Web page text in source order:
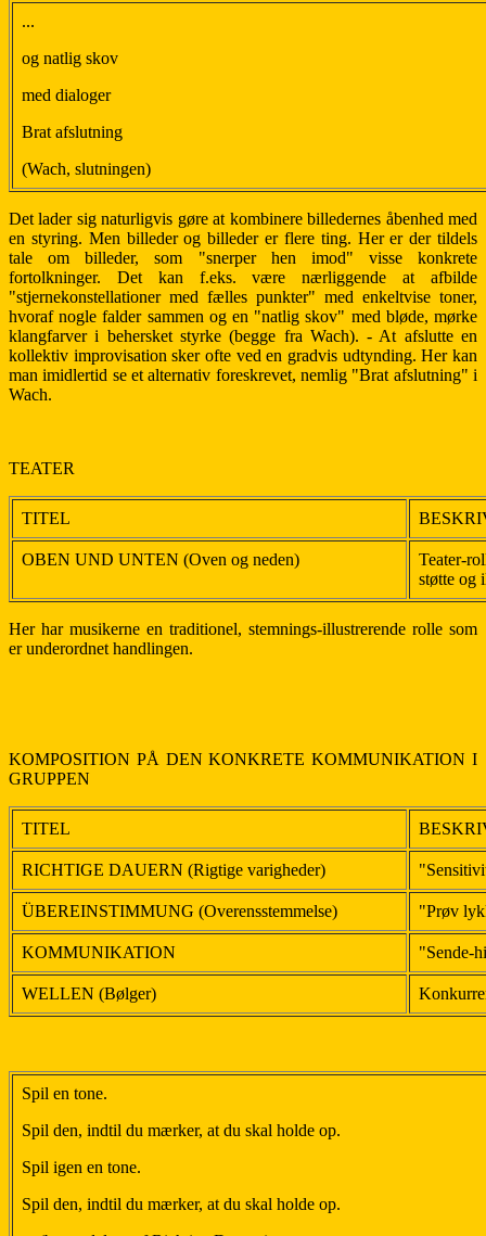
...
og natlig skov
med dialoger
Brat afslutning
(Wach, slutningen)
Det lader sig naturligvis gøre at kombinere billedernes åbenhed med
en styring. Men billeder og billeder er flere ting. Her er der tildels
tale om billeder, som "snerper hen imod" visse konkrete
fortolkninger. Det kan f.eks. være nærliggende at afbilde
"stjernekonstellationer med fælles punkter" med enkeltvise toner,
hvoraf nogle falder sammen og en "natlig skov" med bløde, mørke
klangfarver i behersket styrke (begge fra Wach). - At afslutte en
kollektiv improvisation sker ofte ved en gradvis udtynding. Her kan
man imidlertid se et alternativ foreskrevet, nemlig "Brat afslutning" i
Wach.
TEATER
TITEL
OBEN UND UNTEN (Oven og neden)
Teater-
støtte og
Her har musikerne en traditionel, stemnings-illustrerende rolle som
er underordnet handlingen.
KOMPOSITION PÅ DEN KONKRETE KOMMUNIKATION I
GRUPPEN
TITEL
RICHTIGE DAUERN (Rigtige varigheder)
ÜBEREINSTIMMUNG (Overensstemmelse) "Prøv
KOMMUNIKATION "Sende-
WELLEN (Bølger)
Spil en tone.
Spil den, indtil du mærker, at du skal holde op.
Spil igen en tone.
Spil den, indtil du mærker, at du skal holde op.